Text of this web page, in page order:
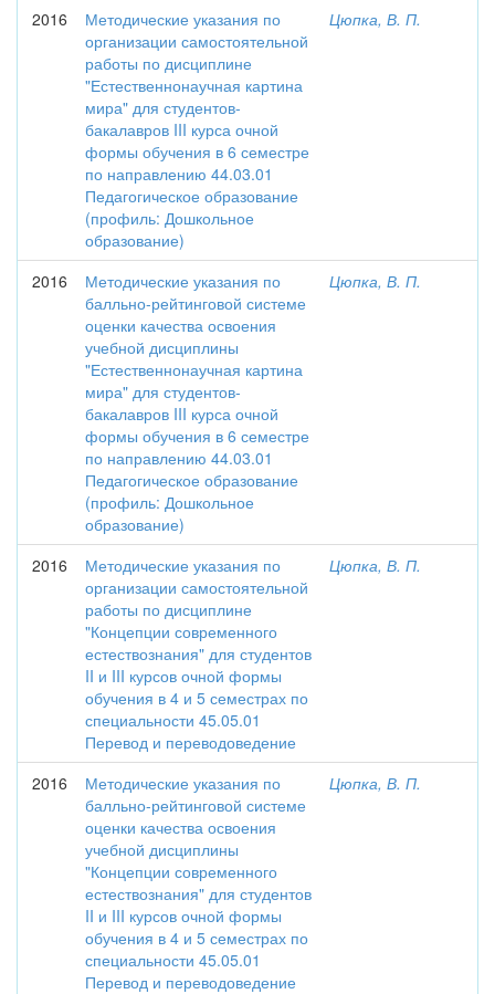
2016
Методические указания по
организации самостоятельной
работы по дисциплине
"Естественнонаучная картина
мира" для студентов-
бакалавров III курса очной
формы обучения в 6 семестре
по направлению 44.03.01
Педагогическое образование
(профиль: Дошкольное
образование)
Цюпка, В. П.
2016
Методические указания по
балльно-рейтинговой системе
оценки качества освоения
учебной дисциплины
"Естественнонаучная картина
мира" для студентов-
бакалавров III курса очной
формы обучения в 6 семестре
по направлению 44.03.01
Педагогическое образование
(профиль: Дошкольное
образование)
Цюпка, В. П.
2016
Методические указания по
организации самостоятельной
работы по дисциплине
"Концепции современного
естествознания" для студентов
II и III курсов очной формы
обучения в 4 и 5 семестрах по
специальности 45.05.01
Перевод и переводоведение
Цюпка, В. П.
2016
Методические указания по
балльно-рейтинговой системе
оценки качества освоения
учебной дисциплины
"Концепции современного
естествознания" для студентов
II и III курсов очной формы
обучения в 4 и 5 семестрах по
специальности 45.05.01
Перевод и переводоведение
Цюпка, В. П.